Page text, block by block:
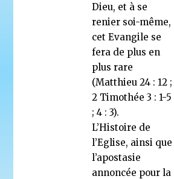
Dieu, et à se
renier soi-même,
cet Evangile se
fera de plus en
plus rare
(Matthieu 24 : 12 ;
2 Timothée 3 : 1-5
; 4 : 3).
L’Histoire de
l’Eglise, ainsi que
l’apostasie
annoncée pour la